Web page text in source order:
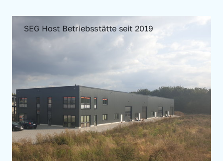
SEG Host Betriebsstätte seit 2019